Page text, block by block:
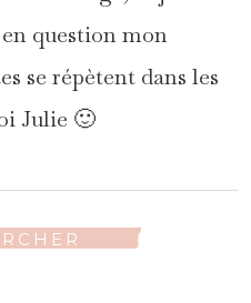
question mon
se répètent dans les
Julie 🙂